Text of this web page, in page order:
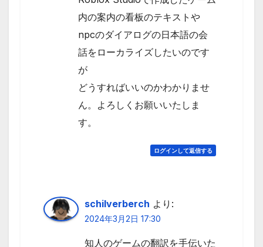
内の案内の看板のテキストや
npcのダイアログの日本語の会
話をローカライズしたいのです
が
どうすればいいのかわかりませ
ん。よろしくお願いいたしま
す。
ログインして返信する
schilverberch より:
2024年3月2日 17:30
知人のゲームの翻訳を手伝いた